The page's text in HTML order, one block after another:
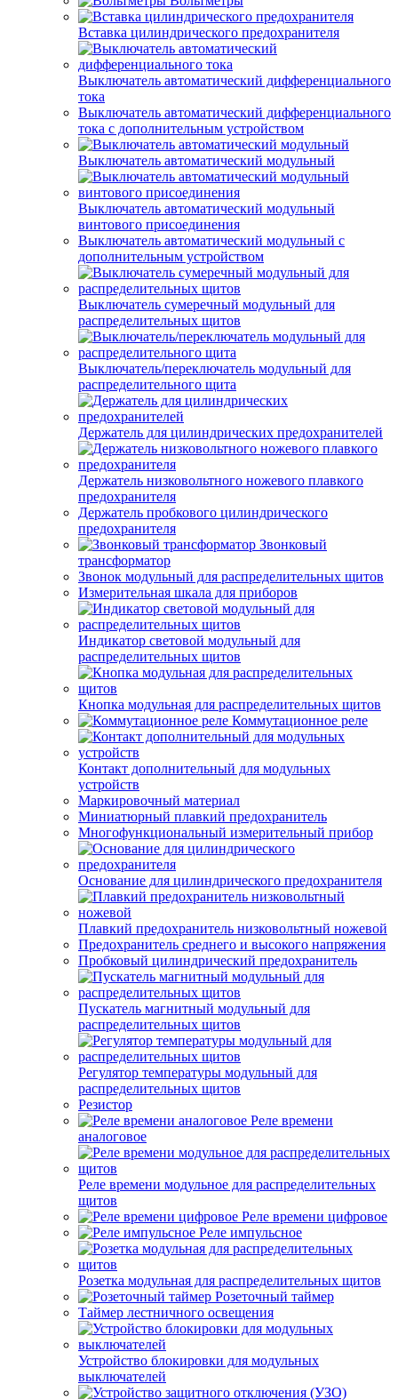
Вставка цилиндрического предохранителя
Выключатель автоматический дифференциального
тока
Выключатель автоматический дифференциального
тока с дополнительным устройством
Выключатель автоматический модульный
Выключатель автоматический модульный
винтового присоединения
Выключатель автоматический модульный с
дополнительным устройством
Выключатель сумеречный модульный для
распределительных щитов
Выключатель/переключатель модульный для
распределительного щита
Держатель для цилиндрических предохранителей
Держатель низковольтного ножевого плавкого
предохранителя
Держатель пробкового цилиндрического
предохранителя
Звонковый
трансформатор
Звонок модульный для распределительных щитов
Измерительная шкала для приборов
Индикатор световой модульный для
распределительных щитов
Кнопка модульная для распределительных щитов
Коммутационное реле
Контакт дополнительный для модульных
устройств
Маркировочный материал
Миниатюрный плавкий предохранитель
Многофункциональный измерительный прибор
Основание для цилиндрического предохранителя
Плавкий предохранитель низковольтный ножевой
Предохранитель среднего и высокого напряжения
Пробковый цилиндрический предохранитель
Пускатель магнитный модульный для
распределительных щитов
Регулятор температуры модульный для
распределительных щитов
Резистор
Реле времени
аналоговое
Реле времени модульное для распределительных
щитов
Реле времени цифровое
Реле импульсное
Розетка модульная для распределительных щитов
Розеточный таймер
Таймер лестничного освещения
Устройство блокировки для модульных
выключателей